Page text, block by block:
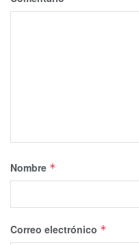
Nombre *
Correo electrónico *